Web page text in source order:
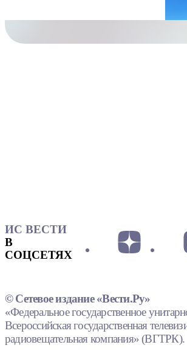
ИС ВЕСТИ
В
СОЦСЕТЯХ
© Сетевое издание «Вести.Ру»
«Федеральное государственное
Всероссийская государственная
радиовещательная компания» (ВГТРК).